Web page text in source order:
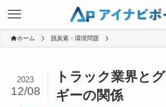
ホーム 脱炭素・環境問題
トラック業界と
ギーの関係
2023
12/08